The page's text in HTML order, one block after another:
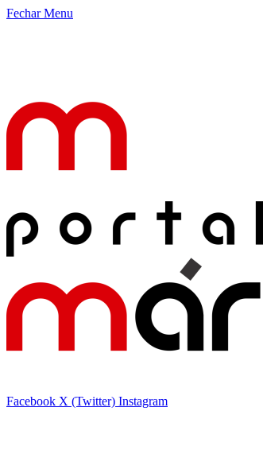
Fechar Menu
Facebook X (Twitter) Instagram